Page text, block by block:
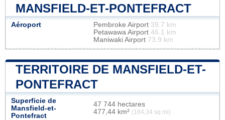
MANSFIELD-ET-PONTEFRACT
Aéroport Pembroke Airport 39.7 km
Petawawa Airport 46.1 km
Maniwaki Airport 73.9 km
TERRITOIRE DE MANSFIELD-ET-
PONTEFRACT
Superficie de
Mansfield-et-
Pontefract
47 744 hectares
477,44 km² (184,34 sq mi)